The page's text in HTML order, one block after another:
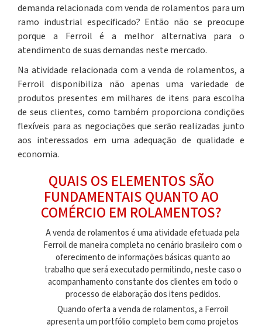
demanda relacionada comvenda de rolamentos para um
ramo industrial especificado? Então não se preocupe
porque a Ferroil é a melhor alternativa para o
atendimento de suas demandas neste mercado.
Na atividade relacionada com avenda de rolamentos, a
Ferroil disponibiliza não apenas uma variedade de
produtos presentes em milhares de itens para escolha
de seus clientes, como também proporciona condições
flexíveis para as negociações que serão realizadas junto
aos interessados em uma adequação de qualidade e
economia.
QUAIS OS ELEMENTOS SÃO
FUNDAMENTAIS QUANTO AO
COMÉRCIO EM ROLAMENTOS?
Avenda de rolamentos é uma atividade efetuada pela
Ferroil de maneira completa no cenário brasileiro com o
oferecimento de informações básicas quanto ao
trabalho que será executado permitindo, neste caso o
acompanhamento constante dos clientes em todo o
processo de elaboração dos itens pedidos.
Quando oferta a venda de rolamentos, a Ferroil
apresenta um portfólio completo bem como projetos